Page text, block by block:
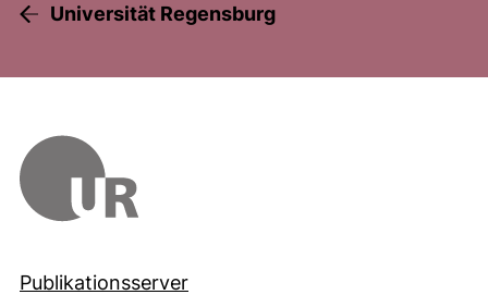
Universität Regensburg
Publikationsserver